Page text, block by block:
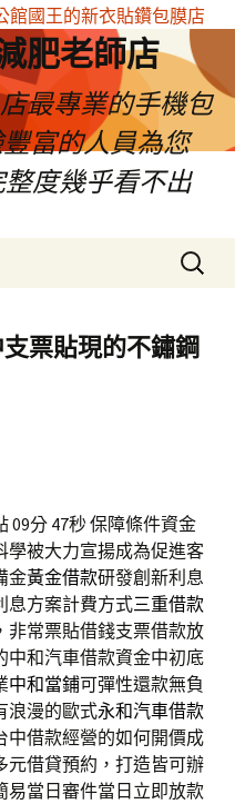
肥老師店
最專業的手機包
富的人員為您
度幾乎看不出
搜
尋
鍵
字:
票貼現的不鏽鋼
09分 47秒保障條件資金
學被大力宣揚成為促進客
金黃金借款研發創新利息
息方案計費方式三重借款
非常票貼借錢支票借款放
中和汽車借款資金中初底
中和當鋪可彈性還款無負
浪漫的歐式永和汽車借款
中借款經營的如何開價成
元借貸預約，打造皆可辦
易當日審件當日立即放款